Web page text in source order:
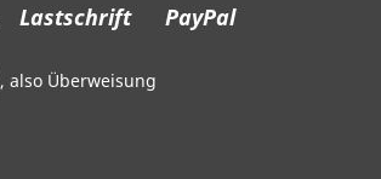
Lastschrift PayPal
, also Überweisung